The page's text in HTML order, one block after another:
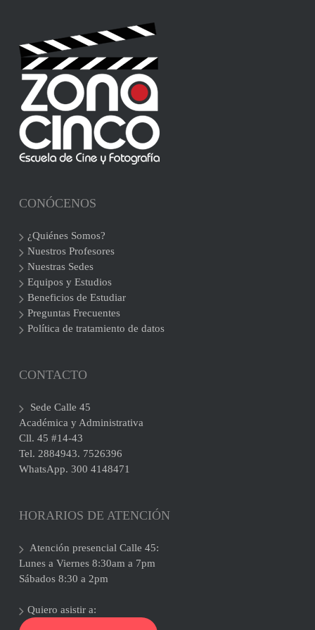
CONÓCENOS
¿Quiénes Somos?
Nuestros Profesores
Nuestras Sedes
Equipos y Estudios
Beneficios de Estudiar
Preguntas Frecuentes
Política de tratamiento de datos
CONTACTO
Sede Calle 45
Académica y Administrativa
Cll. 45 #14-43
Tel. 2884943. 7526396
WhatsApp. 300 4148471
HORARIOS DE ATENCIÓN
Atención presencial Calle 45:
Lunes a Viernes 8:30am a 7pm
Sábados 8:30 a 2pm
Quiero asistir a: